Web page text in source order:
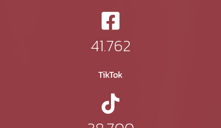
41.762
TikTok